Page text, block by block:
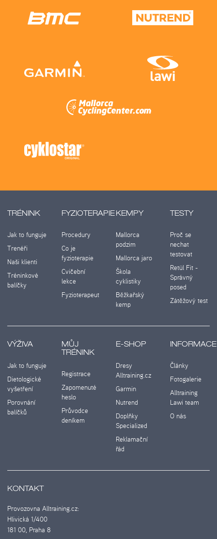
TRÉNINK
Jak to funguje
Trenéři
Naši klienti
Tréninkové
balíčky
FYZIOTERAPIE
Procedury
Co je
fyzioterapie
Cvičební
lekce
Fyzioterapeut
KEMPY
Mallorca
podzim
Mallorca jaro
Škola
cyklistiky
Běžkařský
kemp
TESTY
Proč se
nechat
testovat
Retül Fit -
Správný
posed
Zátěžový test
VÝŽIVA
Jak to funguje
Dietologické
vyšetření
Porovnání
balíčků
MŮJ
TRÉNINK
Registrace
Zapomenuté
heslo
Průvodce
deníkem
E-SHOP
Dresy
Alltraining.cz
Garmin
Nutrend
Doplňky
Specialized
Reklamační
řád
INFORMACE
Články
Fotogalerie
Alltraining
Lawi team
O nás
KONTAKT
Provozovna Alltraining.cz:
Hlivická 1/400
181 00, Praha 8